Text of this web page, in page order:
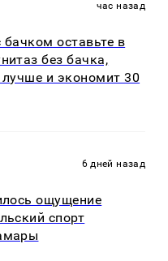
час назад
оставьте в
без бачка,
и экономит 30
6 дней назад
ощущение
спорт